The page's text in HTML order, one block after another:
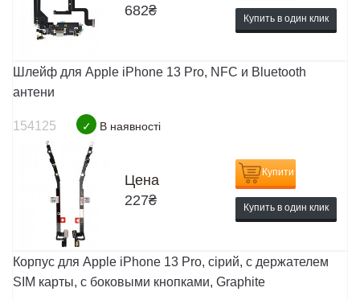
682₴ Купить в один клик
Шлейф для Apple iPhone 13 Pro, NFC и Bluetooth
антени
154125 ✓ В наявності
Цена
227₴
Купити
Купить в один клик
Корпус для Apple iPhone 13 Pro, сірий, с держателем
SIM карты, с боковыми кнопками, Graphite